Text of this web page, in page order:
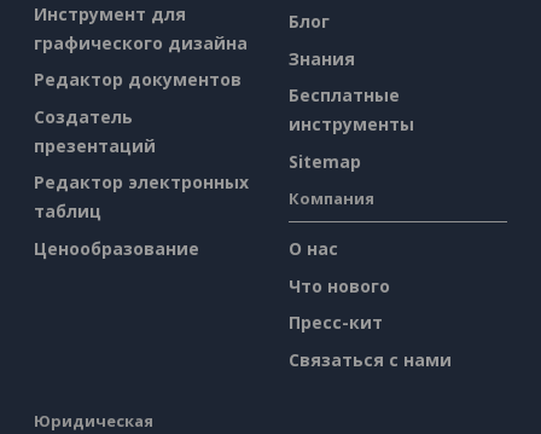
Инструмент для
графического дизайна
Редактор документов
Создатель
презентаций
Редактор электронных
таблиц
Ценообразование
Блог
Знания
Бесплатные
инструменты
Sitemap
Компания
О нас
Что нового
Пресс-кит
Связаться с нами
Юридическая